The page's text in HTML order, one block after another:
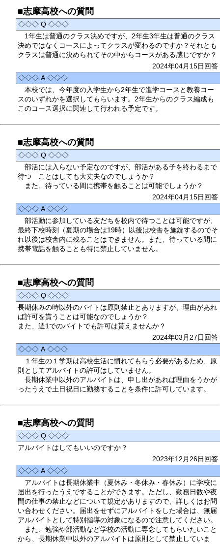
■志摩高校への質問
◇◇◇ Q ◇◇◇
1年生は普通のクラス決めですが、2年生3年生は普通のクラス
決めではなくコースによってクラスが変わるのですか？それとも
クラスは普通に決められてその中からコースがある感じですか？
2024年04月15日回答
◇◇◇ A ◇◇◇
本校では、今年度の入学生から2年生で進学コースと教養コー
スのいずれかを選択してもらいます。2年生からのクラス編成も
このコース選択に関連して行われる予定です。
■志摩高校への質問
◇◇◇ Q ◇◇◇
部活には入らない予定なのですが、部活がある子を終わるまで
待つ ことはしても大丈夫なのでしょうか？
また、待っている間に携帯を触ることは可能でしょうか？
2024年04月15日回答
◇◇◇ A ◇◇◇
部活動に参加している友だちを校内で待つことは可能ですが、
最終下校時刻（夏期の場合は19時）以後は校舎を施錠するのでそ
れ以後は校舎内に残ることはできません。また、待っている間に
携帯電話を触ることも特に禁止していません。
■志摩高校への質問
◇◇◇ Q ◇◇◇
長期休みの時以外のバイトは原則禁止とありますが、理由があれ
ば許可を貰うことは可能なのでしょうか？
また、週1でのバイトでも許可は貰えませんか？
2024年03月27日回答
◇◇◇ A ◇◇◇
１年生の１学期は高校生活に慣れてもらう必要があるため、原
則としてアルバイトの許可はしていません。
長期休業中以外のアルバイトは、申し出があれば理由をうかが
ったうえで土日祝日に勤務することを条件に許可しています。
■志摩高校への質問
◇◇◇ Q ◇◇◇
アルバイトはしてもいいのですか？
2023年12月26日回答
◇◇◇ A ◇◇◇
アルバイトは長期休業中（夏休み・冬休み・春休み）に学校に
届出を行ったうえですることができます。ただし、勤務日数や夜
間の仕事の禁止などについて規定がありますので、詳しくはお問
い合わせください。届出をせずにアルバイトをした場合は、無届
アルバイトとして特別指導の対象になるので注意してください。
また、勉強や部活動など学校の活動に専念してもらいたいこと
から、長期休業中以外のアルバイトは原則として禁止していま